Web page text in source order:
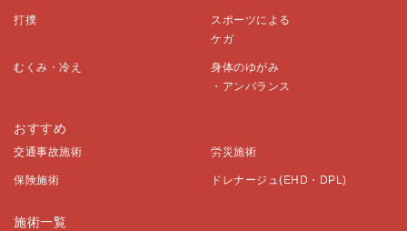
打撲
スポーツによる
ケガ
むくみ・冷え
身体のゆがみ
・アンバランス
おすすめ
交通事故施術 労災施術
保険施術 ドレナージュ(EHD・DPL)
施術一覧